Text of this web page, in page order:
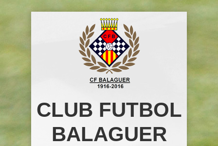
CLUB FUTBOL
BALAGUER